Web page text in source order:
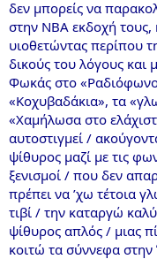
δεν μπορείς να
στην ΝΒΑ εκδοχή
υιοθετώντας περίπου
δικούς του λόγους και
Φωκάς στο
«Κοχυβαδάκια», τα
«Χαμήλωσα στο
αυτοστιγμεί /
ψίθυρος μαζί με τις
ξενισμοί / που δεν
πρέπει να ’χω τέτοια
τιβί / την καταργώ
ψίθυρος απλός / μιας
κοιτώ τα σύννεφα